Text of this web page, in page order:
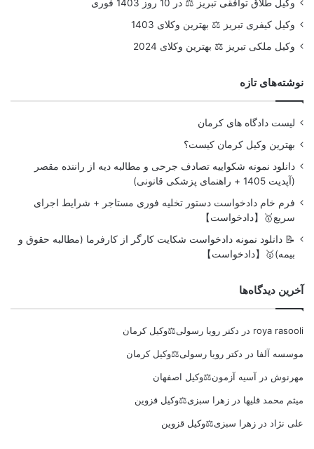
وکیل طلاق توافقی تبریز ⚖️ در 10 روز 1403 فوری
وکیل کیفری تبریز ⚖️ بهترین وکلای 1403
وکیل ملکی تبریز ⚖️ بهترین وکلای 2024
نوشته‌های تازه
لیست دادگاه های کرمان
بهترین وکیل کرمان کیست؟
دانلود نمونه شکواییه تصادف جرحی و مطالبه دیه از راننده مقصر
(آپدیت 1405 + راهنمای پزشکی قانونی)
فرم خام دادخواست دستور تخلیه فوری مستاجر + شرایط اجرای
سریع🥇【دادخواست】
📝 دانلود نمونه دادخواست شکایت کارگر از کارفرما (مطالبه حقوق و
بیمه)🥇【دادخواست】
آخرین دیدگاه‌ها
roya rasooli در دکتر رویا رسولی⚖️وکیل کرمان
موسسه آلفا در دکتر رویا رسولی⚖️وکیل کرمان
مهرنوش در آسیه آزمون⚖️وکیل اصفهان
میثم محمد قلیها در زهرا سبزی⚖️وکیل قزوین
علی نژاد در زهرا سبزی⚖️وکیل قزوین